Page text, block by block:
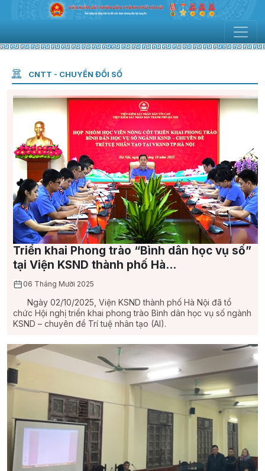
CNTT - CHUYỂN ĐỔI SỐ
Triển khai Phong trào “Bình dân học vụ số”
tại Viện KSND thành phố Hà...
06 Tháng Mười 2025
Ngày 02/10/2025, Viện KSND thành phố Hà Nội đã tổ
chức Hội nghị triển khai phong trào Bình dân học vụ số ngành
KSND – chuyên đề Trí tuệ nhân tạo (AI).